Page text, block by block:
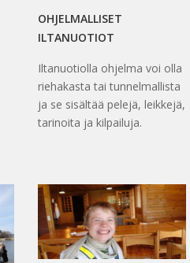
OHJELMALLISET
ILTANUOTIOT
Iltanuotiolla ohjelma voi olla
riehakasta tai tunnelmallista
ja se sisältää pelejä, leikkejä,
tarinoita ja kilpailuja.